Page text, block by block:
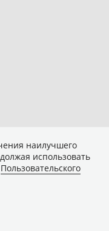
наилучшего
использовать
Пользовательского